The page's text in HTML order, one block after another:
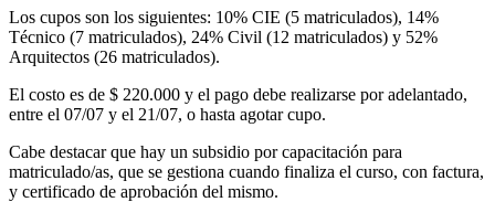
Los cupos son los siguientes: 10% CIE (5 matriculados), 14%
Técnico (7 matriculados), 24% Civil (12 matriculados) y 52%
Arquitectos (26 matriculados).
El costo es de $ 220.000 y el pago debe realizarse por adelantado,
entre el 07/07 y el 21/07, o hasta agotar cupo.
Cabe destacar que hay un subsidio por capacitación para
matriculado/as, que se gestiona cuando finaliza el curso, con factura,
y certificado de aprobación del mismo.